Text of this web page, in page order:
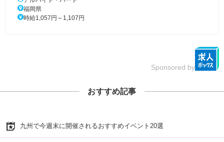
福岡県
時給1,057円～1,107円
Sponsored by
おすすめ記事
九州で今週末に開催されるおすすめイベント20選